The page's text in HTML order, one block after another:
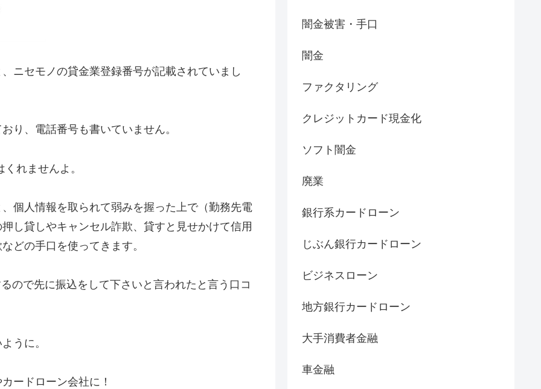
ニセモノの貸金業登録番号が記載されていまし
り、電話番号も書いていません。
れませんよ。
個人情報を取られて弱みを握った上で（勤務先電
し貸しやキャンセル詐欺、貸すと見せかけて信用
どの手口を使ってきます。
ので先に振込をして下さいと言われたと言う口コ
うに。
ードローン会社に！
闇金被害・手口
闇金
ファクタリング
クレジットカード現金化
ソフト闇金
廃業
銀行系カードローン
じぶん銀行カードローン
ビジネスローン
地方銀行カードローン
大手消費者金融
車金融